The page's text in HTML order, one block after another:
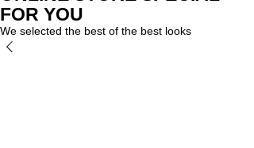
FOR YOU
We selected the best of the best looks